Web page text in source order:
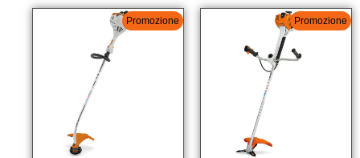
Promozione Promozione